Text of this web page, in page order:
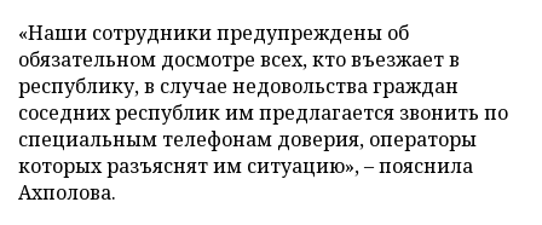
«Наши сотрудники предупреждены об
обязательном досмотре всех, кто въезжает в
республику, в случае недовольства граждан
соседних республик им предлагается звонить по
специальным телефонам доверия, операторы
которых разъяснят им ситуацию», – пояснила
Ахполова.